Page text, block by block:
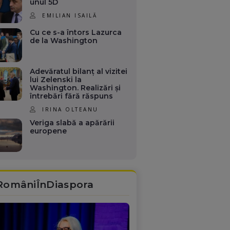
EMILIAN ISAILĂ
Cu ce s-a întors Lazurca
de la Washington
Adevăratul bilanț al vizitei
lui Zelenski la
Washington. Realizări și
întrebări fără răspuns
IRINA OLTEANU
Veriga slabă a apărării
europene